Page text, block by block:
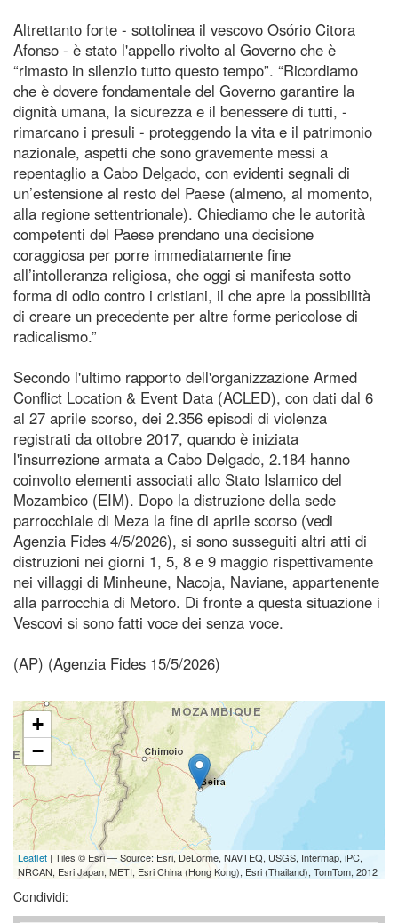
Altrettanto forte - sottolinea il vescovo Osório Citora
Afonso - è stato l'appello rivolto al Governo che è
“rimasto in silenzio tutto questo tempo”. “Ricordiamo
che è dovere fondamentale del Governo garantire la
dignità umana, la sicurezza e il benessere di tutti, -
rimarcano i presuli - proteggendo la vita e il patrimonio
nazionale, aspetti che sono gravemente messi a
repentaglio a Cabo Delgado, con evidenti segnali di
un’estensione al resto del Paese (almeno, al momento,
alla regione settentrionale). Chiediamo che le autorità
competenti del Paese prendano una decisione
coraggiosa per porre immediatamente fine
all’intolleranza religiosa, che oggi si manifesta sotto
forma di odio contro i cristiani, il che apre la possibilità
di creare un precedente per altre forme pericolose di
radicalismo.”
Secondo l'ultimo rapporto dell'organizzazione Armed
Conflict Location & Event Data (ACLED), con dati dal 6
al 27 aprile scorso, dei 2.356 episodi di violenza
registrati da ottobre 2017, quando è iniziata
l'insurrezione armata a Cabo Delgado, 2.184 hanno
coinvolto elementi associati allo Stato Islamico del
Mozambico (EIM). Dopo la distruzione della sede
parrocchiale di Meza la fine di aprile scorso (vedi
Agenzia Fides 4/5/2026), si sono susseguiti altri atti di
distruzioni nei giorni 1, 5, 8 e 9 maggio rispettivamente
nei villaggi di Minheune, Nacoja, Naviane, appartenente
alla parrocchia di Metoro. Di fronte a questa situazione i
Vescovi si sono fatti voce dei senza voce.
(AP) (Agenzia Fides 15/5/2026)
+
−
Leaflet | Tiles © Esri — Source: Esri, DeLorme, NAVTEQ, USGS, Intermap, iPC,
NRCAN, Esri Japan, METI, Esri China (Hong Kong), Esri (Thailand), TomTom, 2012
Condividi: